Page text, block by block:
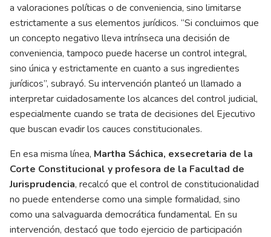
a valoraciones políticas o de conveniencia, sino limitarse
estrictamente a sus elementos jurídicos. “Si concluimos que
un concepto negativo lleva intrínseca una decisión de
conveniencia, tampoco puede hacerse un control integral,
sino única y estrictamente en cuanto a sus ingredientes
jurídicos”, subrayó. Su intervención planteó un llamado a
interpretar cuidadosamente los alcances del control judicial,
especialmente cuando se trata de decisiones del Ejecutivo
que buscan evadir los cauces constitucionales.
En esa misma línea, Martha Sáchica, exsecretaria de la
Corte Constitucional y profesora de la Facultad de
Jurisprudencia, recalcó que el control de constitucionalidad
no puede entenderse como una simple formalidad, sino
como una salvaguarda democrática fundamental. En su
intervención, destacó que todo ejercicio de participación